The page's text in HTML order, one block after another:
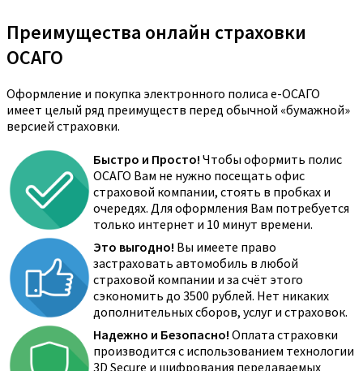
Преимущества онлайн страховки
ОСАГО
Оформление и покупка электронного полиса е-ОСАГО
имеет целый ряд преимуществ перед обычной «бумажной»
версией страховки.
Быстро и Просто! Чтобы оформить полис
ОСАГО Вам не нужно посещать офис
страховой компании, стоять в пробках и
очередях. Для оформления Вам потребуется
только интернет и 10 минут времени.
Это выгодно! Вы имеете право
застраховать автомобиль в любой
страховой компании и за счёт этого
сэкономить до 3500 рублей. Нет никаких
дополнительных сборов, услуг и страховок.
Надежно и Безопасно! Оплата страховки
производится с использованием технологии
3D Secure и шифрования передаваемых